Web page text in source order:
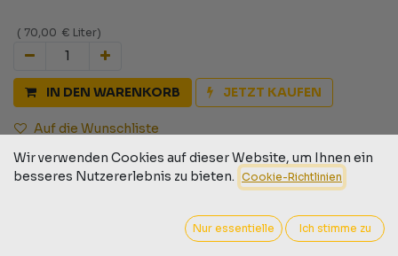
( 70,00 € Liter)
IN DEN WARENKORB JETZT KAUFEN
Auf die Wunschliste
Geschäftsbedingungen
30-Tage-Geld-zurück-Garantie
Wir verwenden Cookies auf dieser Website, um Ihnen ein
besseres Nutzererlebnis zu bieten. Cookie-Richtlinien
Nur essentielle Ich stimme zu